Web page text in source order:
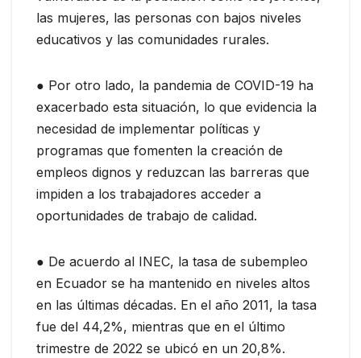
las mujeres, las personas con bajos niveles
educativos y las comunidades rurales.
● Por otro lado, la pandemia de COVID-19 ha
exacerbado esta situación, lo que evidencia la
necesidad de implementar políticas y
programas que fomenten la creación de
empleos dignos y reduzcan las barreras que
impiden a los trabajadores acceder a
oportunidades de trabajo de calidad.
● De acuerdo al INEC, la tasa de subempleo
en Ecuador se ha mantenido en niveles altos
en las últimas décadas. En el año 2011, la tasa
fue del 44,2%, mientras que en el último
trimestre de 2022 se ubicó en un 20,8%.